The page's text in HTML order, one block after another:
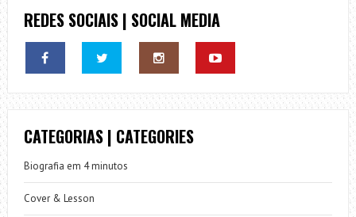
REDES SOCIAIS | SOCIAL MEDIA
CATEGORIAS | CATEGORIES
Biografia em 4 minutos
Cover & Lesson